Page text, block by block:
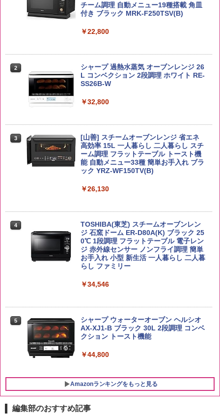
￥2,650
5kg 長野県産 令和7年産
￥3,980
by Amazon あきたこまちブレンド 無洗
米 5kg
￥3,396
￥3,274
【在庫処分価格】ももたろう印 無洗米 5
キー 【日本 アサヒ ウィスキー】 大容量
お得 4リットル
￥4,356
2
角瓶 2700ml サントリー ウイスキー ハ
イボール 大容量
3
角ハイボール 350ml×24本 サントリー ウ
イスキー ハイボール 缶
￥4,939
容量 4リットル
￥4,345
白州 Story of the Distillery 2026 化粧箱
￥20,000
￥1,939
麺 小腹 インスタント アウトドアにも ロ
ーリングストック 大人買い おやつカン
パニー
￥1,451
3
カップヌードル レギュラー 日清食品 カ
ップ麺 78g×20個
￥3,475
らに塩分控えめ 78g×12個
￥3,248
し 塩らーめん 108g×10袋 保存食 備蓄
チーム調理 自動メニュー19種搭載 角皿
付き ブラック MRK-F250TSV(B)
￥22,800
2
シャープ 過熱水蒸気 オーブンレンジ 26
L コンベクション 2段調理 ホワイト RE-
SS26B-W
￥32,800
3
[山善] スチームオーブンレンジ 省エネ
高効率 15L 一人暮らし 二人暮らし スチ
ーム調理 フラットテーブル トースト機
能 自動メニュー33種 簡単お手入れ ブラ
ック YRZ-WF150TV(B)
￥26,130
4
TOSHIBA(東芝) スチームオーブンレン
ジ 石窯ドーム ER-D80A(K) ブラック 25
0℃ 1段調理 フラットテーブル 電子レン
ジ 赤外線センサー ノンフライ調理 簡単
お手入れ 小型 新生活 一人暮らし 二人暮
らし ファミリー
￥34,546
5
シャープ ウォーターオーブン ヘルシオ
AX-XJ1-B ブラック 30L 2段調理 コンベ
クション トースト機能
￥44,800
Amazonランキングをもっと見る
編集部のおすすめ記事